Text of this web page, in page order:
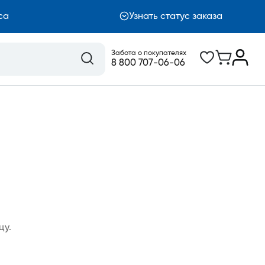
Узнать статус заказа
Забота о покупателях
8 800 707-06-06